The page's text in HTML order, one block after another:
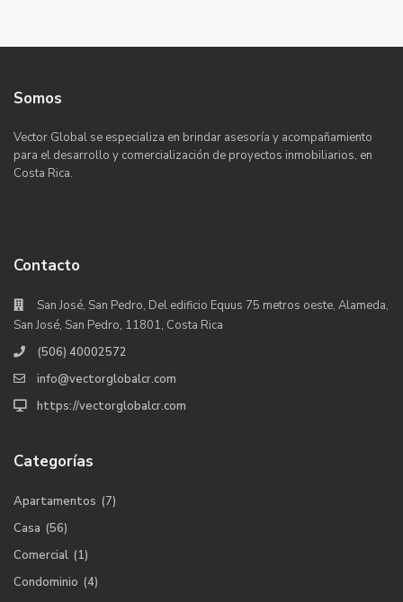
Somos
Vector Global se especializa en brindar asesoría y acompañamiento
para el desarrollo y comercialización de proyectos inmobiliarios, en
Costa Rica.
Contacto
San José, San Pedro, Del edificio Equus 75 metros oeste, Alameda,
San José, San Pedro, 11801, Costa Rica
(506) 40002572
info@vectorglobalcr.com
https://vectorglobalcr.com
Categorías
Apartamentos (7)
Casa (56)
Comercial (1)
Condominio (4)